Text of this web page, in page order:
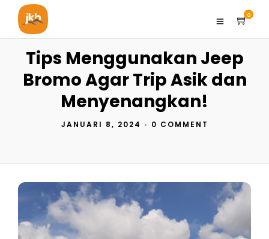
0
Tips Menggunakan Jeep
Bromo Agar Trip Asik dan
Menyenangkan!
JANUARI 8, 2024 • 0 COMMENT